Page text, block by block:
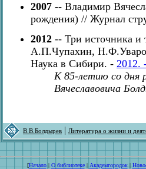
2007 -- Владимир
рождения) // Журнал
2012 -- Три источника и
А.П.Чупахин,
Наука в Сибири. - 2012.
К 85-летию со дня
Вячеславовича
В.В.Болдырев | Литература о жизни и
[Начало| О библиотеке| Академгородок|